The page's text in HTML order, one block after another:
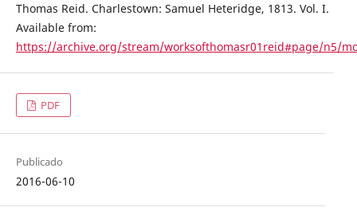
Thomas Reid. Charlestown: Samuel Heteridge, 1813. Vol. I.
Available from:
https://archive.org/stream/worksofthomasr01reid#page/n5/
PDF
Publicado
2016-06-10